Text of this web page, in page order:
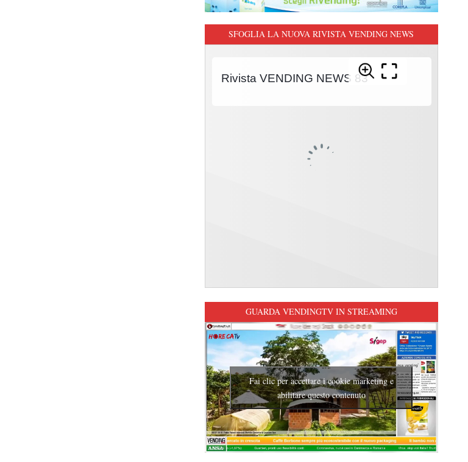
SFOGLIA LA NUOVA RIVISTA VENDING NEWS
GUARDA VENDINGTV IN STREAMING
Fai clic per accettare i cookie marketing e
abilitare questo contenuto